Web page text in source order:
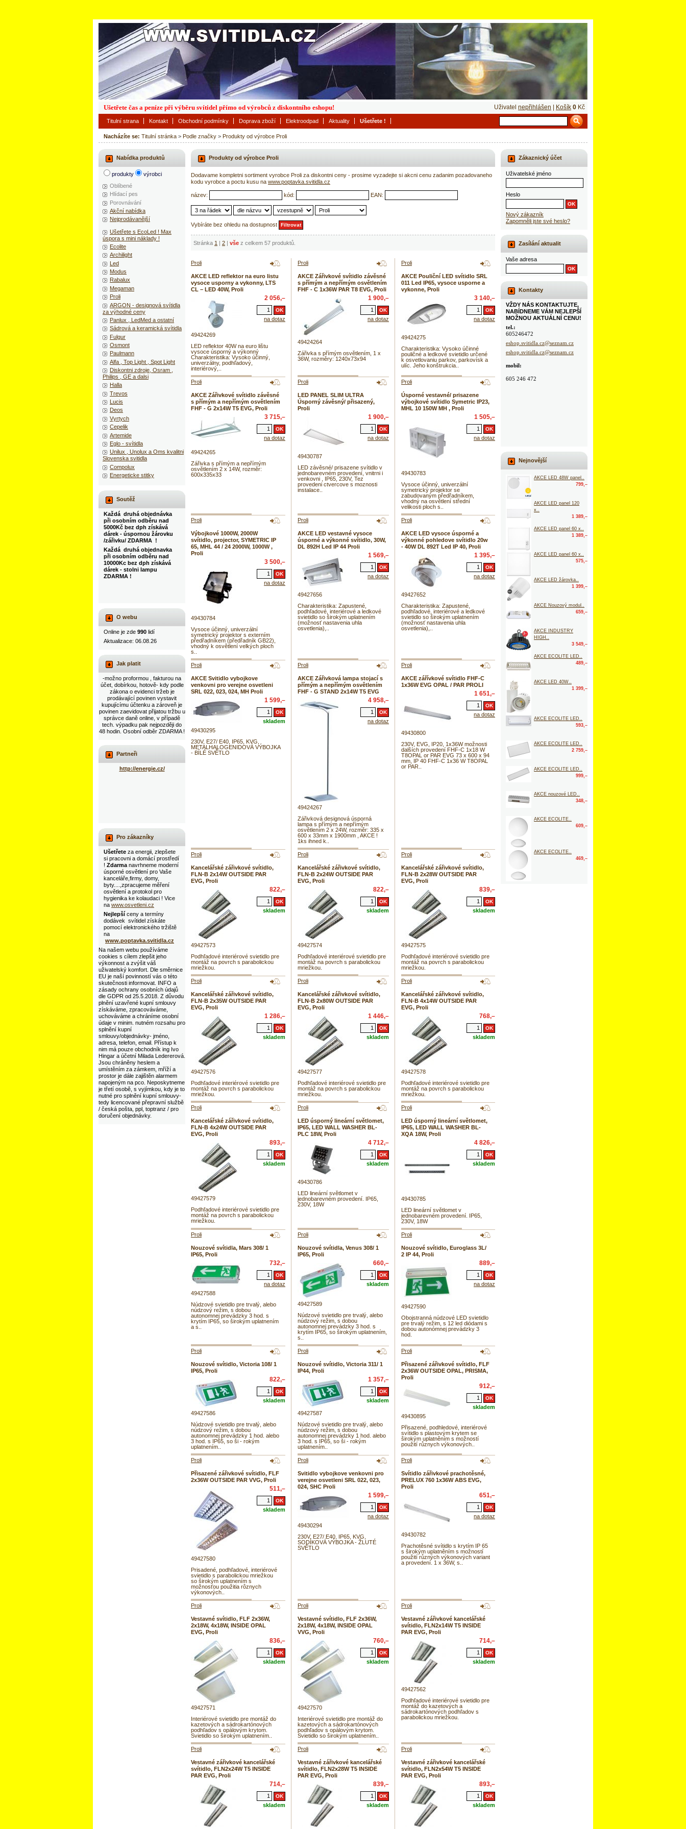
Nacházíte se: Titulní stránka > Podle značky > Produkty od výrobce Proli
Produkty od výrobce Proli
Dodavame kompletni sortiment vyrobce Proli za diskontni ceny - prosime vyzadejte si akcni cenu zadanim pozadovaneho
kodu vyrobce a poctu kusu na www.poptavka.svitidla.cz
název: kód: EAN:
Vybíráte bez ohledu na dostupnost
Stránka 1 | 2 | vše z celkem 57 produktů.
Proli
AKCE LED reflektor na euro listu
vysoce usporny a vykonny, LTS
CL – LED 40W, Proli
2 056,–
na dotaz
49424269
LED reflektor 40W na euro lištu
vysoce úsporný a výkonný
Charakteristika: Vysoko účinný,
univerzálny, podhľadový,
interiérový,..
Proli
AKCE Zářivkové svítidlo závěsné
s přímým a nepřímým osvětlením
FHF - C 1x36W PAR T8 EVG, Proli
1 900,–
na dotaz
49424264
Zářivka s přímým osvětlením, 1 x
36W, rozměry: 1240x73x94
Proli
AKCE Pouliční LED svítidlo SRL
011 Led IP65, vysoce usporne a
vykonne, Proli
3 140,–
na dotaz
49424275
Charakteristika: Vysoko účinné
pouličné a ledkové svietidlo určené
k osvetlovaniu parkov, parkovísk a
ulíc. Jeho konštrukcia..
Proli
AKCE Zářivkové svítidlo závěsné
s přímým a nepřímým osvětlením
FHF - G 2x14W T5 EVG, Proli
3 715,–
na dotaz
49424265
Zářivka s přímým a nepřímým
osvětlením 2 x 14W, rozměr:
600x335x33
Proli
LED PANEL SLIM ULTRA
Úsporný závěsný/ přisazený,
Proli
1 900,–
na dotaz
49430787
LED závěsné/ prisazene svítidlo v
jednobarevném provedení, vnitrni i
venkovni , IP65, 230V, Tez
provedeni ctvercove s moznosti
instalace..
Proli
Úsporné vestavné/ prisazene
výbojkové svítidlo Symetric IP23,
MHL 10 150W MH , Proli
1 505,–
na dotaz
49430783
Vysoce účinný, univerzální
symetrický projektor se
zabudovaným předřadníkem,
vhodný na osvětlení střední
velikosti ploch s..
Proli
Výbojkové 1000W, 2000W
svítidlo, projector, SYMETRIC IP
65, MHL 44 / 24 2000W, 1000W ,
Proli
3 500,–
na dotaz
49430784
Vysoce účinný, univerzální
symetrický projektor s externím
předřadníkem (předřadník GB22),
vhodný k osvětlení velkých ploch
s..
Proli
AKCE LED vestavné vysoce
úsporné a výkonné svítidlo, 30W,
DL 892H Led IP 44 Proli
1 569,–
na dotaz
49427656
Charakteristika: Zapustené,
podhľadové, interiérové a ledkové
svietidlo so širokým uplatnením
(možnosť nastavenia uhla
osvetlenia),..
Proli
AKCE LED vysoce úsporné a
výkonné pohledove svítidlo 20w
- 40W DL 892T Led IP 40, Proli
1 395,–
na dotaz
49427652
Charakteristika: Zapustené,
podhľadové, interiérové a ledkové
svietidlo so širokým uplatnením
(možnosť nastavenia uhla
osvetlenia),..
Proli
AKCE Svitidlo vybojkove
venkovni pro verejne osvetleni
SRL 022, 023, 024, MH Proli
1 599,–
skladem
49430295
230V, E27/ E40, IP65, KVG,
METALHALOGENIDOVÁ VÝBOJKA
- BÍLÉ SVĚTLO
Proli
AKCE Zářivková lampa stojací s
přímým a nepřímým osvětlením
FHF - G STAND 2x14W T5 EVG
4 958,–
na dotaz
49424267
Zářivková designová úsporná
lampa s přímým a nepřímým
osvětlením 2 x 24W, rozměr: 335 x
600 x 33mm x 1900mm , AKCE !
1ks ihned k..
Proli
AKCE zářívkové svítidlo FHF-C
1x36W EVG OPAL / PAR PROLI
1 651,–
na dotaz
49430800
230V, EVG, IP20, 1x36W možnosti
dalších provedení FHF-C 1x18 W
T8OPAL or PAR EVG 73 x 600 x 94
mm, IP 40 FHF-C 1x36 W T8OPAL
or PAR..
Proli
Kancelářské zářivkové svítidlo,
FLN-B 2x14W OUTSIDE PAR
EVG, Proli
822,–
skladem
49427573
Podhľadové interiérové svietidlo pre
montáž na povrch s parabolickou
mriežkou.
Proli
Kancelářské zářivkové svítidlo,
FLN-B 2x24W OUTSIDE PAR
EVG, Proli
822,–
skladem
49427574
Podhľadové interiérové svietidlo pre
montáž na povrch s parabolickou
mriežkou.
Proli
Kancelářské zářivkové svítidlo,
FLN-B 2x28W OUTSIDE PAR
EVG, Proli
839,–
skladem
49427575
Podhľadové interiérové svietidlo pre
montáž na povrch s parabolickou
mriežkou.
Proli
Kancelářské zářivkové svítidlo,
FLN-B 2x35W OUTSIDE PAR
EVG, Proli
1 286,–
skladem
49427576
Podhľadové interiérové svietidlo pre
montáž na povrch s parabolickou
mriežkou.
Proli
Kancelářské zářivkové svítidlo,
FLN-B 2x80W OUTSIDE PAR
EVG, Proli
1 446,–
skladem
49427577
Podhľadové interiérové svietidlo pre
montáž na povrch s parabolickou
mriežkou.
Proli
Kancelářské zářivkové svítidlo,
FLN-B 4x14W OUTSIDE PAR
EVG, Proli
768,–
skladem
49427578
Podhľadové interiérové svietidlo pre
montáž na povrch s parabolickou
mriežkou.
Proli
Kancelářské zářivkové svítidlo,
FLN-B 4x24W OUTSIDE PAR
EVG, Proli
893,–
skladem
49427579
Podhľadové interiérové svietidlo pre
montáž na povrch s parabolickou
mriežkou.
Proli
LED úsporný lineární světlomet,
IP65, LED WALL WASHER BL-
PLC 18W, Proli
4 712,–
skladem
49430786
LED lineární světlomet v
jednobarevném provedení. IP65,
230V, 18W
Proli
LED úsporný lineární světlomet,
IP65, LED WALL WASHER BL-
XQA 18W, Proli
4 826,–
skladem
49430785
LED lineární světlomet v
jednobarevném provedení. IP65,
230V, 18W
Proli
Nouzové svítidla, Mars 308/ 1
IP65, Proli
732,–
na dotaz
49427588
Núdzové svietidlo pre trvalý, alebo
núdzový režim, s dobou
autonomnej prevádzky 3 hod. s
krytím IP65, so širokým uplatnením
a s..
Proli
Nouzové svítidla, Venus 308/ 1
IP65, Proli
660,–
skladem
49427589
Núdzové svietidlo pre trvalý, alebo
núdzový režim, s dobou
autonomnej prevádzky 3 hod. s
krytím IP65, so širokým uplatnením,
s..
Proli
Nouzové svítidlo, Euroglass 3L/
2 IP 44, Proli
889,–
na dotaz
49427590
Obojstranná núdzové LED svietidlo
pre trvalý režim, s 12 led diódami s
dobou autonómnej prevádzky 3
hod.
Proli
Nouzové svítidlo, Victoria 108/ 1
IP65, Proli
822,–
skladem
49427586
Núdzové svietidlo pre trvalý, alebo
núdzový režim, s dobou
autonomnej prevádzky 1 hod. alebo
3 hod. s IP65, so ši - rokým
uplatnením..
Proli
Nouzové svítidlo, Victoria 311/ 1
IP44, Proli
1 357,–
skladem
49427587
Núdzové svietidlo pre trvalý, alebo
núdzový režim, s dobou
autonomnej prevádzky 1 hod. alebo
3 hod. s IP65, so ši - rokým
uplatnením..
Proli
Přisazené zářivkové svítidlo, FLF
2x36W OUTSIDE OPAL, PRISMA,
Proli
912,–
skladem
49430895
Přisazené, podhledové, interiérové
svítidlo s plastovým krytem se
širokým uplatněním s možností
použití různych výkonových..
Proli
Přisazené zářivkové svítidlo, FLF
2x36W OUTSIDE PAR VVG, Proli
511,–
skladem
49427580
Prisadené, podhľadové, interiérové
svietidlo s parabolickou mriežkou
so širokým uplatnením s
možnosťou použitia rôznych
výkonových..
Proli
Svitidlo vybojkove venkovni pro
verejne osvetleni SRL 022, 023,
024, SHC Proli
1 599,–
na dotaz
49430294
230V, E27/ E40, IP65, KVG,
SODÍKOVÁ VÝBOJKA - ŽLUTÉ
SVĚTLO
Proli
Svítidlo zářivkové prachotěsné,
PRELUX 760 1x36W ABS EVG,
Proli
651,–
na dotaz
49430782
Prachotěsné svítidlo s krytím IP 65
s širokým uplatněním s možností
použití různých výkonových variant
a provedení. 1 x 36W, s..
Proli
Vestavné svítidlo, FLF 2x36W,
2x18W, 4x18W, INSIDE OPAL
EVG, Proli
836,–
skladem
49427571
Interiérové svietidlo pre montáž do
kazetových a sádrokartónových
podhľadov s opálovým krytom.
Svietidlo so širokým uplatnením..
Proli
Vestavné svítidlo, FLF 2x36W,
2x18W, 4x18W, INSIDE OPAL
VVG, Proli
760,–
skladem
49427570
Interiérové svietidlo pre montáž do
kazetových a sádrokartónových
podhľadov s opálovým krytom.
Svietidlo so širokým uplatnením..
Proli
Vestavné zářivkové kancelářské
svítidlo, FLN2x14W T5 INSIDE
PAR EVG, Proli
714,–
skladem
49427562
Podhľadové interiérové svietidlo pre
montáž do kazetových a
sádrokartónových podhľadov s
parabolickou mriežkou.
Proli
Vestavné zářivkové kancelářské
svítidlo, FLN2x24W T5 INSIDE
PAR EVG, Proli
714,–
skladem
Proli
Vestavné zářivkové kancelářské
svítidlo, FLN2x28W T5 INSIDE
PAR EVG, Proli
839,–
skladem
Proli
Vestavné zářivkové kancelářské
svítidlo, FLN2x54W T5 INSIDE
PAR EVG, Proli
893,–
skladem
Zákaznický účet
Uživatelské jméno
Heslo
Nový zákazník
Zapomněli jste své heslo?
Zasílání aktualit
Vaše adresa
Kontakty
VŽDY NÁS KONTAKTUJTE,
NABÍDNEME VÁM NEJLEPŠÍ
MOŽNOU AKTUÁLNÍ CENU!
tel.:
605246472
eshop.svitidla.cz@seznam.cz
eshop.svitidla.cz@seznam.cz
mobil:
605 246 472
Nejnovější
AKCE LED 48W panel..
799,–
AKCE LED panel 120
x..
1 389,–
AKCE LED panel 60 x..
1 389,–
AKCE LED panel 60 x..
575,–
AKCE LED žárovka..
1 399,–
AKCE Nouzový modul..
659,–
AKCE INDUSTRY
HIGH..
3 549,–
AKCE ECOLITE LED..
489,–
AKCE LED 40W..
1 399,–
AKCE ECOLITE LED..
593,–
AKCE ECOLITE LED..
2 759,–
AKCE ECOLITE LED..
999,–
AKCE nouzové LED..
348,–
AKCE ECOLITE..
609,–
AKCE ECOLITE..
469,–
Nabídka produktů
produkty
výrobci
Oblíbené
Hlídací pes
Porovnávání
Akční nabídka
Nejprodávanější
Ušetřete s EcoLed ! Max
úspora s mini náklady !
Ecolite
Archilight
Led
Modus
Rabalux
Megaman
Proli
ARGON - designová svítidla
za výhodné ceny
Panlux , LedMed a ostatní
Sádrová a keramická svítidla
Fulgur
Osmont
Paulmann
Alfa , Top Light , Spot Light
Diskontni zdroje, Osram ,
Philips , GE a dalsi
Halla
Trevos
Lucis
Deos
Vyrtych
Cepelik
Artemide
Eglo - svítidla
Unilux , Unolux a Oms kvalitni
Slovenska svitidla
Compolux
Energeticke stitky
Soutěž
Každá druhá objednávka
při osobním odběru nad
5000Kč bez dph získává
dárek - úspornou žárovku
/zářivku/ ZDARMA !
Každá druhá objednavka
při osobním odběru nad
10000Kc bez dph získává
dárek - stolni lampu
ZDARMA !
O webu
Online je zde 990 lidí
Aktualizace: 06.08.26
Jak platit
-možno proformou , fakturou na
účet, dobírkou, hotově- kdy podle
zákona o evidenci tržeb je
prodávající povinen vystavit
kupujícímu účtenku a zároveň je
povinen zaevidovat přijatou tržbu u
správce daně online, v případě
tech. výpadku pak nejpozději do
48 hodin. Osobní odběr ZDARMA !
Partneři
http://energie.cz/
Pro zákazníky
Ušetřete za energii, zlepšete
si pracovni a domácí prostředí
! Zdarma navrhneme moderní
úsporné osvětlení pro Vaše
kanceláře,firmy, domy,
byty....,zpracujeme měření
osvětlení a protokol pro
hygienika ke kolaudaci ! Vice
na www.osvetleni.cz
Nejlepší ceny a termíny
dodávek svítidel získáte
pomocí elektronického tržiště
na
www.poptavka.svitidla.cz
Na našem webu používáme
cookies s cílem zlepšit jeho
výkonnost a zvýšit váš
uživatelský komfort. Dle směrnice
EU je naší povinností vás o této
skutečnosti informovat. INFO a
zásady ochrany osobních údajů
dle GDPR od 25.5.2018. Z důvodu
plnění uzavřené kupní smlouvy
získáváme, zpracováváme,
uchováváme a chráníme osobní
údaje v minim. nutném rozsahu pro
splnění kupní
smlouvy/objednávky- jméno,
adresa, telefon, email. Přístup k
nim má pouze obchodník ing Ivo
Hingar a účetní Milada Ledererová.
Jsou chráněny heslem a
umístěním za zámkem, mříží a
prostor je dále zajištěn alarmem
napojeným na pco. Neposkytneme
je třetí osobě, s vyjímkou, kdy je to
nutné pro splnění kupní smlouvy-
tedy licencované přepravní službě
/ česká pošta, ppl, toptranz / pro
doručení objednávky.
Titulní strana Kontakt Obchodní podmínky Doprava zboží Elektroodpad Aktuality Ušetřete !
Ušetřete čas a peníze při výběru svítidel přímo od výrobců z diskontního eshopu! Uživatel nepřihlášen Košík 0 Kč